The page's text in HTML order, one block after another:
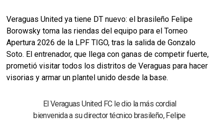
Veraguas United ya tiene DT nuevo: el brasileño Felipe
Borowsky toma las riendas del equipo para el Torneo
Apertura 2026 de la LPF TIGO, tras la salida de Gonzalo
Soto. El entrenador, que llega con ganas de competir fuerte,
prometió visitar todos los distritos de Veraguas para hacer
visorias y armar un plantel unido desde la base.​
El Veraguas United FC le dio la más cordial
bienvenida a su director técnico brasileño, Felipe